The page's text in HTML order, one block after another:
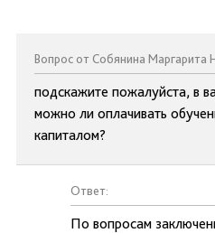
Вопрос от Собянина Маргарита
подскажите пожалуйста, в
можно ли оплачивать
капиталом?
Ответ:
По вопросам